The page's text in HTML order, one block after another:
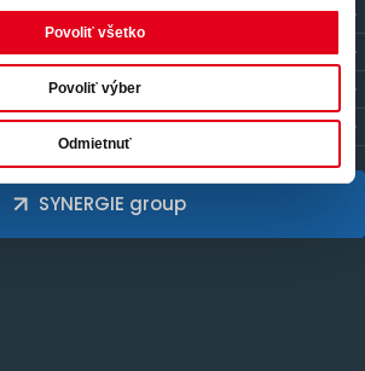
Povoliť všetko
Povoliť výber
Odmietnuť
SYNERGIE group